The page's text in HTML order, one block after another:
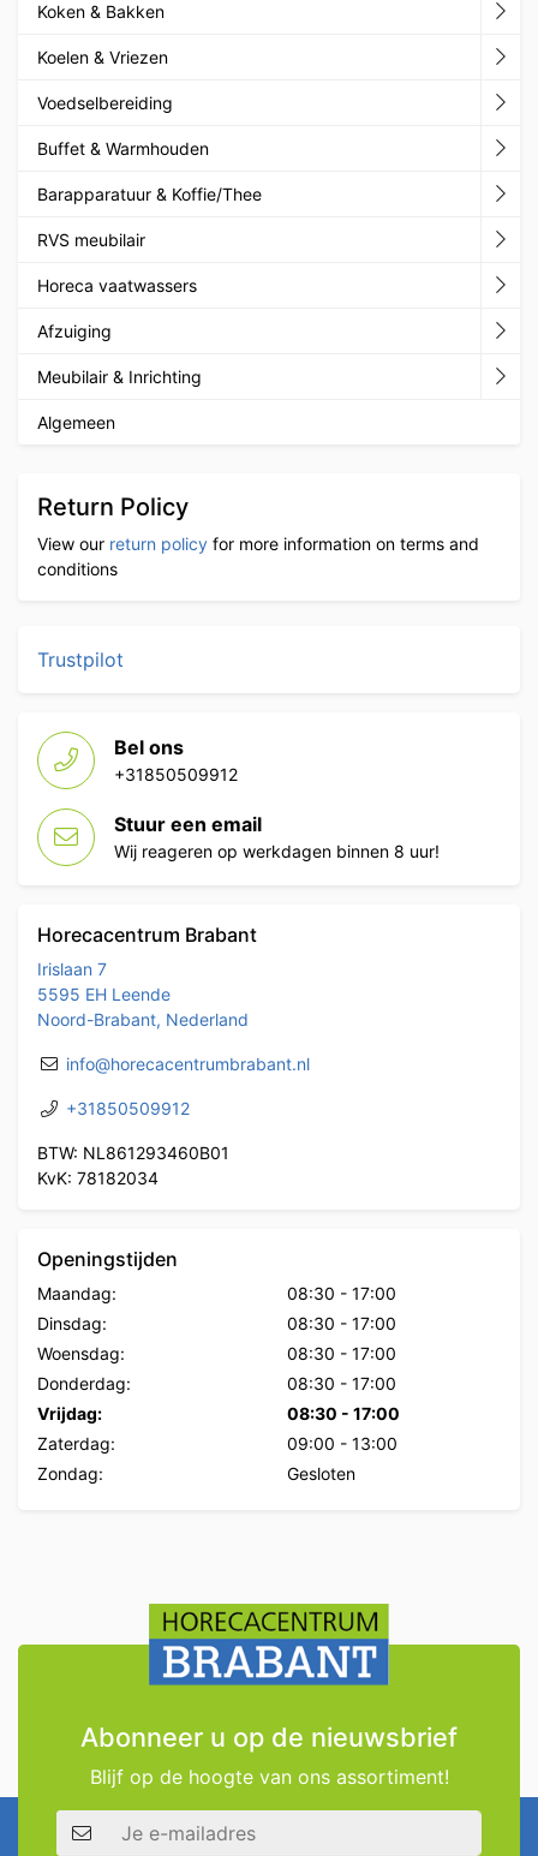
Koken & Bakken
Koelen & Vriezen
Voedselbereiding
Buffet & Warmhouden
Barapparatuur & Koffie/Thee
RVS meubilair
Horeca vaatwassers
Afzuiging
Meubilair & Inrichting
Algemeen
Return Policy
View our return policy for more information on terms and
conditions
Trustpilot
Bel ons
+31850509912
Stuur een email
Wij reageren op werkdagen binnen 8 uur!
Horecacentrum Brabant
Irislaan 7
5595 EH Leende
Noord-Brabant, Nederland
info@horecacentrumbrabant.nl
+31850509912
BTW: NL861293460B01
KvK: 78182034
Openingstijden
Maandag: 08:30 - 17:00
Dinsdag:
08:30 - 17:00
Woensdag:
08:30 - 17:00
Donderdag:
08:30 - 17:00
Vrijdag:
08:30 - 17:00
Zaterdag:
09:00 - 13:00
Zondag:
Gesloten
Abonneer u op de nieuwsbrief
Blijf op de hoogte van ons assortiment!
E-mailadres